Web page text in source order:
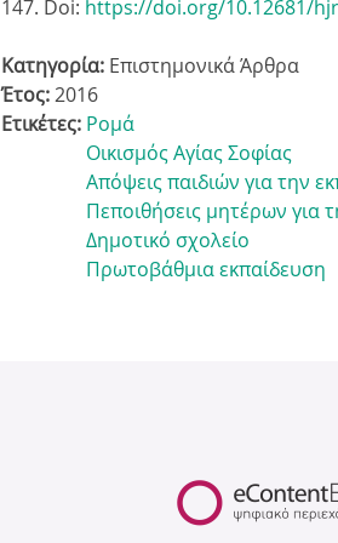
147. Doi: https://doi.org/10.12681/
Κατηγορία: Επιστημονικά Άρθρα
Έτος:2016
Ετικέτες: Ρομά
Οικισμός Αγίας Σοφίας
Απόψεις παιδιών για την
Πεποιθήσεις μητέρων για
Δημοτικό σχολείο
Πρωτοβάθμια εκπαίδευση